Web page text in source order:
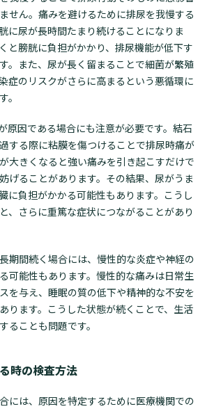
せん。痛みを避けるために排尿を我慢する
に尿が長時間たまり続けることになりま
と膀胱に負担がかかり、排尿機能が低下す
。また、尿が長く留まることで細菌が繁殖
症のリスクがさらに高まるという悪循環に
。
原因である場合にも注意が必要です。結石
する際に粘膜を傷つけることで排尿時痛が
大きくなると強い痛みを引き起こすだけで
げることがあります。その結果、尿がうま
に負担がかかる可能性もあります。こうし
、さらに重篤な症状につながることがあり
期間続く場合には、慢性的な炎症や神経の
可能性もあります。慢性的な痛みは日常生
を与え、睡眠の質の低下や精神的な不安を
ります。こうした状態が続くことで、生活
ることも問題です。
時の検査方法
には、原因を特定するために医療機関での